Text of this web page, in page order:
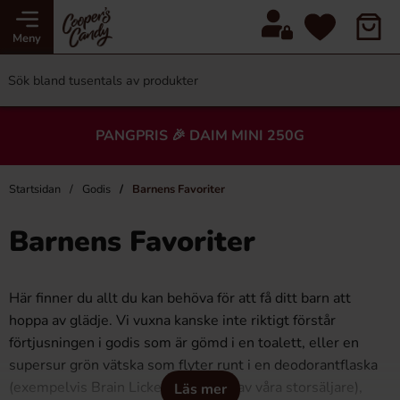
Meny
PANGPRIS 🎉 DAIM MINI 250G
Startsidan Godis Barnens Favoriter
Barnens Favoriter
Läs mer
Här finner du allt du kan behöva för att få ditt barn att
hoppa av glädje. Vi vuxna kanske inte riktigt förstår
förtjusningen i godis som är gömd i en toalett, eller en
supersur grön vätska som flyter runt i en deodorantflaska
(exempelvis Brain Licker som är en av våra storsäljare),